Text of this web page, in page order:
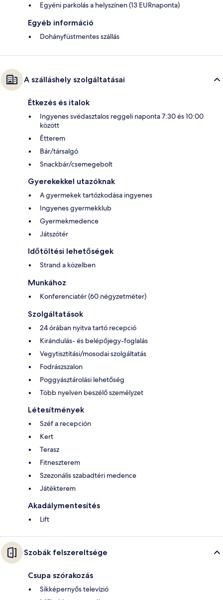
Egyéni parkolás a helyszínen (13 EURnaponta)
Egyéb információ
Dohányfüstmentes szállás
A szálláshely szolgáltatásai
Étkezés és italok
Ingyenes svédasztalos reggeli naponta 7:30 és 10:00
között
Étterem
Bár/társalgó
Snackbár/csemegebolt
Gyerekekkel utazóknak
A gyermekek tartózkodása ingyenes
Ingyenes gyermekklub
Gyermekmedence
Játszótér
Időtöltési lehetőségek
Strand a közelben
Munkához
Konferenciatér (60 négyzetméter)
Szolgáltatások
24 órában nyitva tartó recepció
Kirándulás- és belépőjegy-foglalás
Vegytisztítási/mosodai szolgáltatás
Fodrászszalon
Poggyásztárolási lehetőség
Több nyelven beszélő személyzet
Létesítmények
Széf a recepción
Kert
Terasz
Fitneszterem
Szezonális szabadtéri medence
Játékterem
Akadálymentesítés
Lift
Szobák felszereltsége
Csupa szórakozás
Síkképernyős televízió